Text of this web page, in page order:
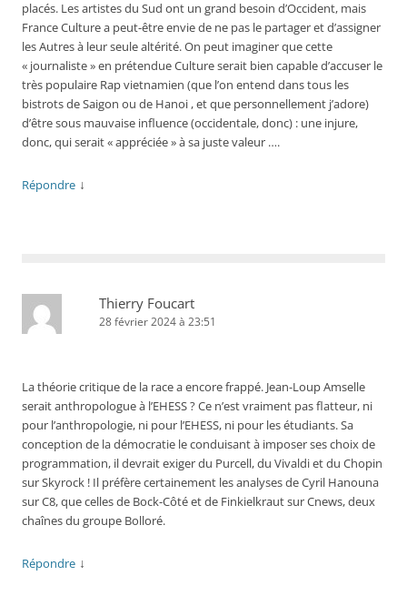
placés. Les artistes du Sud ont un grand besoin d’Occident, mais
France Culture a peut-être envie de ne pas le partager et d’assigner
les Autres à leur seule altérité. On peut imaginer que cette
« journaliste » en prétendue Culture serait bien capable d’accuser le
très populaire Rap vietnamien (que l’on entend dans tous les
bistrots de Saigon ou de Hanoi , et que personnellement j’adore)
d’être sous mauvaise influence (occidentale, donc) : une injure,
donc, qui serait « appréciée » à sa juste valeur ….
Répondre ↓
Thierry Foucart
28 février 2024 à 23:51
La théorie critique de la race a encore frappé. Jean-Loup Amselle
serait anthropologue à l’EHESS ? Ce n’est vraiment pas flatteur, ni
pour l’anthropologie, ni pour l’EHESS, ni pour les étudiants. Sa
conception de la démocratie le conduisant à imposer ses choix de
programmation, il devrait exiger du Purcell, du Vivaldi et du Chopin
sur Skyrock ! Il préfère certainement les analyses de Cyril Hanouna
sur C8, que celles de Bock-Côté et de Finkielkraut sur Cnews, deux
chaînes du groupe Bolloré.
Répondre ↓